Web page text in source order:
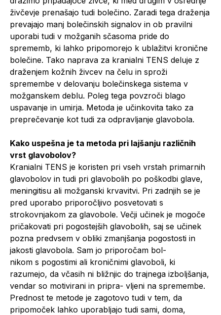
živčevje prenašajo tudi bolečino. Zaradi tega draženja
prevajajo manj bolečinskih signalov in ob pravilni
uporabi tudi v možganih sčasoma pride do
sprememb, ki lahko pripomorejo k ublažitvi kronične
bolečine. Tako naprava za kranialni TENS deluje z
draženjem kožnih živcev na čelu in sproži
spremembe v delovanju bolečinskega sistema v
možganskem deblu. Poleg tega povzroči blago
uspavanje in umirja. Metoda je učinkovita tako za
preprečevanje kot tudi za odpravljanje glavobola.
Kako uspešna je ta metoda pri lajšanju različnih
vrst glavobolov?
Kranialni TENS je koristen pri vseh vrstah primarnih
glavobolov in tudi pri glavobolih po poškodbi glave,
meningitisu ali možganski krvavitvi. Pri zadnjih se je
pred uporabo priporočljivo posvetovati s
strokovnjakom za glavobole. Večji učinek je mogoče
pričakovati pri pogostejših glavobolih, saj se učinek
pozna predvsem v obliki zmanjšanja pogostosti in
jakosti glavobola. Sam jo priporočam bol-
nikom s pogostimi ali kroničnimi glavoboli, ki
razumejo, da včasih ni bližnjic do trajnega izboljšanja,
vendar so motivirani in pripra- vljeni na spremembe.
Prednost te metode je zagotovo tudi v tem, da
pripomoček lahko uporabljajo tudi sami, doma,